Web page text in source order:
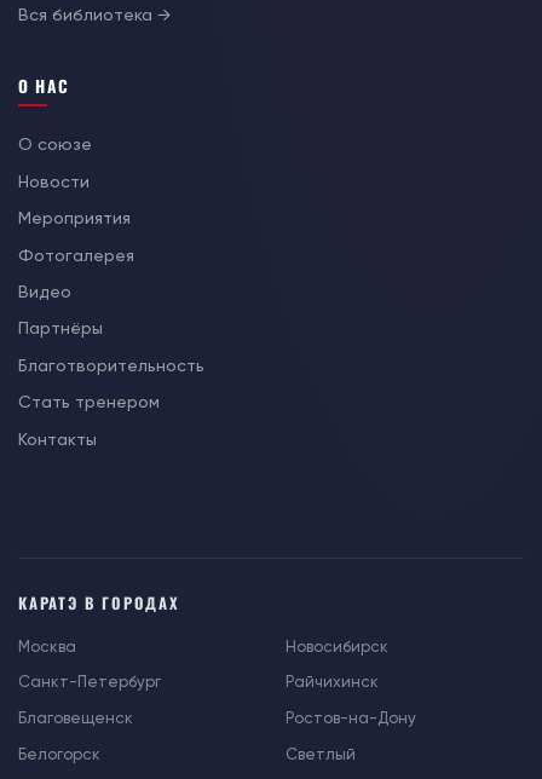
Вся библиотека →
О НАС
О союзе
Новости
Мероприятия
Фотогалерея
Видео
Партнёры
Благотворительность
Стать тренером
Контакты
КАРАТЭ В ГОРОДАХ
Москва
Санкт-Петербург
Благовещенск
Белогорск
Новосибирск
Райчихинск
Ростов-на-Дону
Светлый